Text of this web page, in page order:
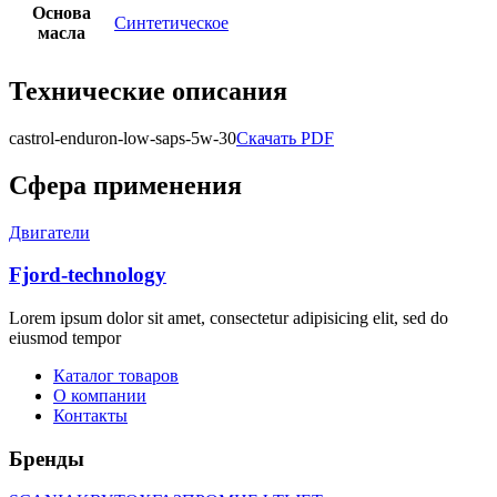
Основа
масла
Синтетическое
Технические описания
castrol-enduron-low-saps-5w-30Скачать PDF
Сфера применения
Двигатели
Fjord-technology
Lorem ipsum dolor sit amet, consectetur adipisicing elit, sed do
eiusmod tempor
Каталог товаров
О компании
Контакты
Бренды